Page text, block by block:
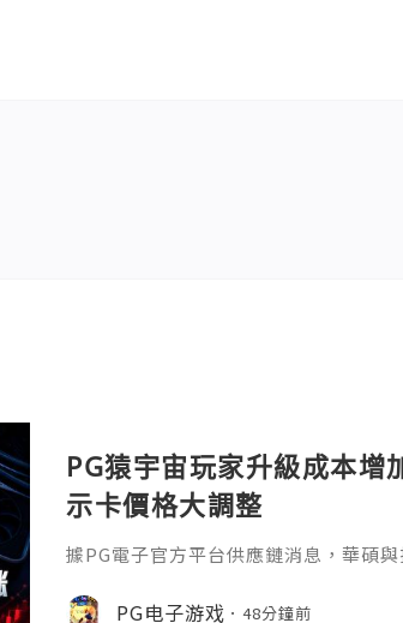
PG猿宇宙玩家升級成本增
示卡價格大調整
據PG電子官方平台供應鏈消息，華碩
漲幅約20%。其中，華碩旗艦 RTX
PG电子游戏 48分鐘前